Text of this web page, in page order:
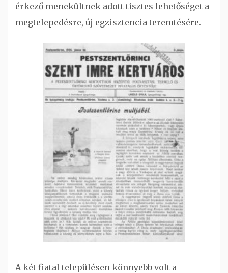
érkező menekültnek adott tisztes lehetőséget a
megtelepedésre, új egzisztencia teremtésére.
A két fiatal településen könnyebb volt a